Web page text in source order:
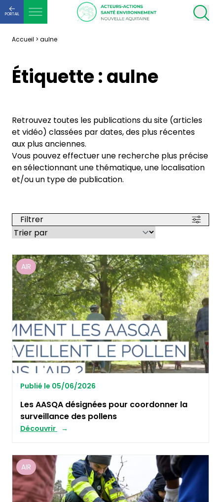
PORTAIL
Accueil > aulne
Étiquette :aulne
Retrouvez toutes les publications du site (articles
et vidéo) classées par dates, des plus récentes
aux plus anciennes.
Vous pouvez effectuer une recherche plus précise
en sélectionnant une thématique, une localisation
et/ou un type de publication.
Filtrer
AIR
Publié le 05/06/2026
Les AASQA désignées pour coordonner la
surveillance des pollens
Découvrir
AIR